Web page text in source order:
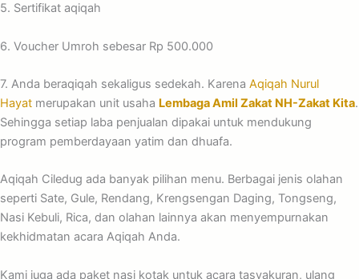
5. Sertifikat aqiqah
6. Voucher Umroh sebesar Rp 500.000
7. Anda beraqiqah sekaligus sedekah. Karena Aqiqah Nurul
Hayat merupakan unit usaha Lembaga Amil Zakat NH-Zakat Kita.
Sehingga setiap laba penjualan dipakai untuk mendukung
program pemberdayaan yatim dan dhuafa.
Aqiqah Ciledug ada banyak pilihan menu. Berbagai jenis olahan
seperti Sate, Gule, Rendang, Krengsengan Daging, Tongseng,
Nasi Kebuli, Rica, dan olahan lainnya akan menyempurnakan
kekhidmatan acara Aqiqah Anda.
Kami juga ada paket nasi kotak untuk acara tasyakuran, ulang